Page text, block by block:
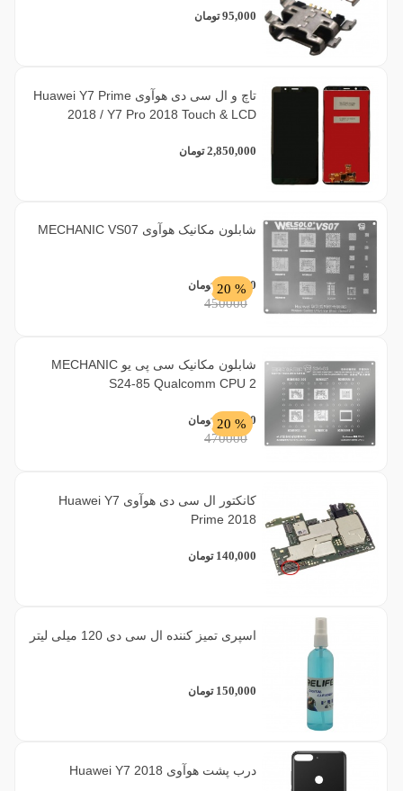
95,000 تومان
تاچ و ال سی دی هوآوی Huawei Y7 Prime
2018 / Y7 Pro 2018 Touch & LCD
2,850,000 تومان
شابلون مکانیک هوآوی MECHANIC VS07
% 20
360,000 تومان
450000
شابلون مکانیک سی پی یو MECHANIC
S24-85 Qualcomm CPU 2
% 20
376,000 تومان
470000
کانکتور ال سی دی هوآوی Huawei Y7
Prime 2018
140,000 تومان
اسپری تمیز کننده ال سی دی 120 میلی لیتر
150,000 تومان
درب پشت هوآوی Huawei Y7 2018